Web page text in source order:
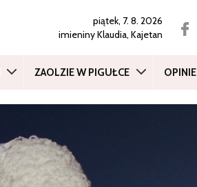
piątek, 7. 8. 2026
imieninyKlaudia, Kajetan
ZAOLZIE W PIGUŁCE OPINIE